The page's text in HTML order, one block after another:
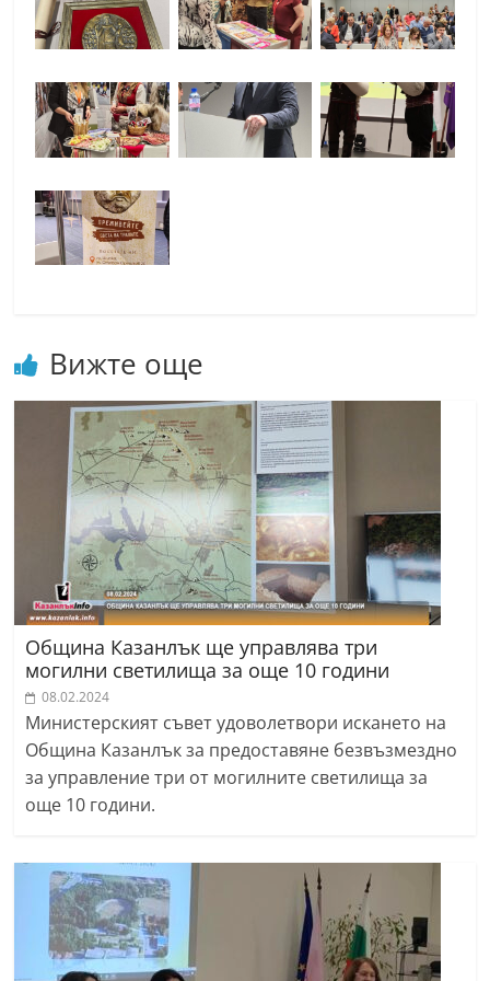
Вижте още
Община Казанлък ще управлява три
могилни светилища за още 10 години
08.02.2024
Министерският съвет удоволетвори искането на
Община Казанлък за предоставяне безвъзмездно
за управление три от могилните светилища за
още 10 години.